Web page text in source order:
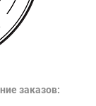
заказов: